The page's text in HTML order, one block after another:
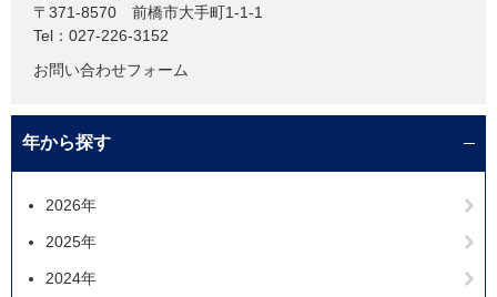
〒371-8570
前橋市大手町1-1-1
Tel：027-226-3152
お問い合わせフォーム
年から探す
2026年
2025年
2024年